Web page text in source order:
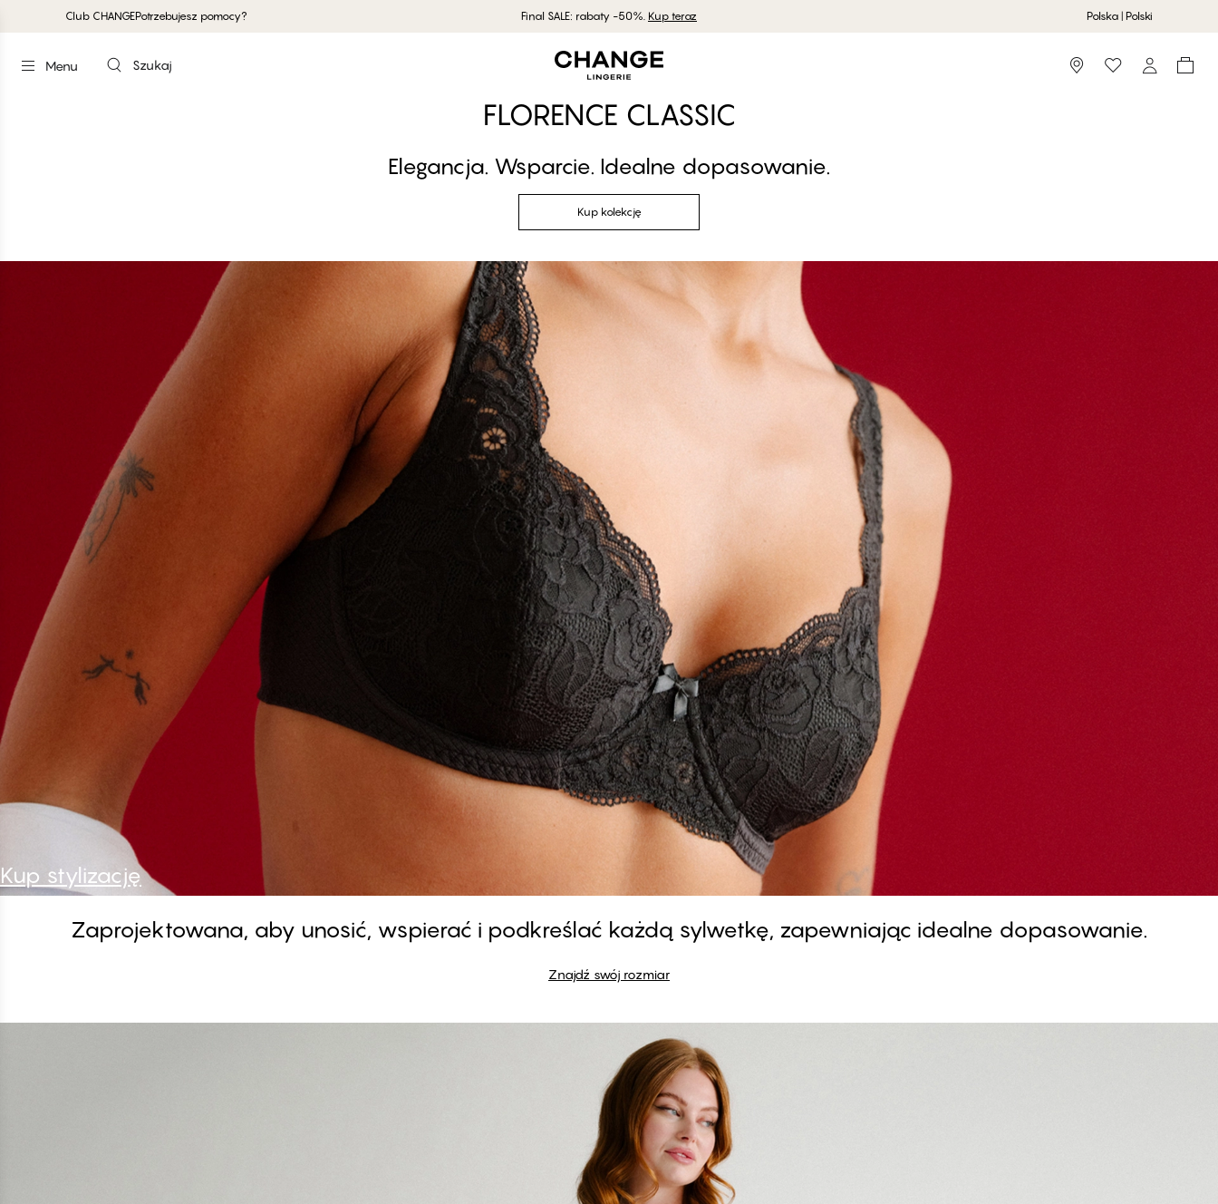
Club CHANGEPotrzebujesz pomocy? Final SALE: rabaty -50%. Kup teraz Polska | Polski
Menu Szukaj Storefinder
FLORENCE CLASSIC
Elegancja. Wsparcie. Idealne dopasowanie.
Kup kolekcję
#30
FLORENCE - Black Beauty
Biustonosz Full Support Full Cup
#30 #30
Kup stylizację
Zaprojektowana, aby unosić, wspierać i podkreślać każdą sylwetkę, zapewniając idealne dopasowanie.
Znajdź swój rozmiar
#30 #30